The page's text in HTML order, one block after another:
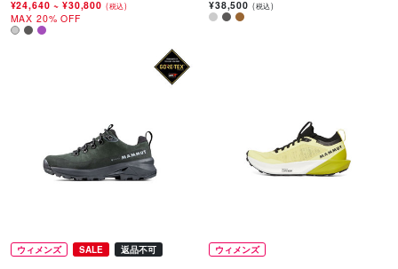
¥24,640~ ¥30,800 (税込)
MAX 20% OFF
¥38,500 (税込)
ウィメンズ SALE 返品不可 ウィメンズ